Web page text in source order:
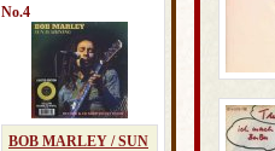
No.4
BOB MARLEY / SUN